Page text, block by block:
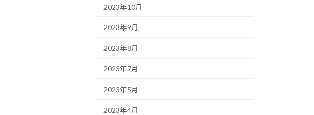
2023年10月
2023年9月
2023年8月
2023年7月
2023年5月
2023年4月